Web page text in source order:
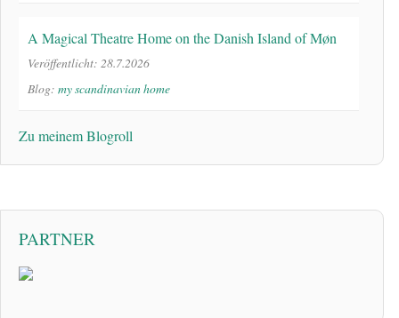
A Magical Theatre Home on the Danish Island of Møn
Veröffentlicht: 28.7.2026
Blog: my scandinavian home
Zu meinem Blogroll
PARTNER